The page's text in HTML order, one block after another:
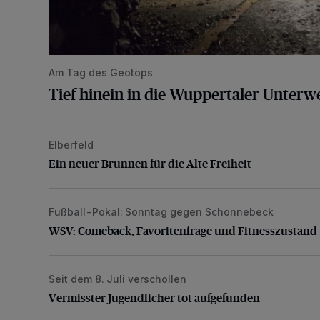
Am Tag des Geotops
Tief hinein in die Wuppertaler
Ein neuer Brunnen für die Alte Freiheit
Elberfeld
Ein neuer Brunnen für die Alte Freiheit
WSV: Comeback, Favoritenfrage und
Fußball-Pokal: Sonntag gegen Schonnebeck
WSV: Comeback, Favoritenfrage und Fitnesszustand
Vermisster Jugendlicher tot aufgefunden
Seit dem 8. Juli verschollen
Vermisster Jugendlicher tot aufgefunden